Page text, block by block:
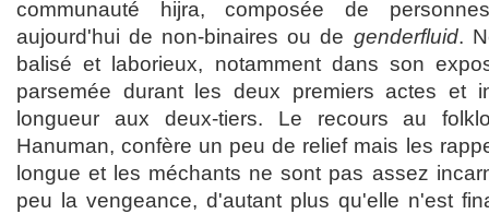
communauté hijra, composée de
aujourd'hui de non-binaires ou de genderfluid.
balisé et laborieux, notamment dans son
parsemée durant les deux premiers actes et
longueur aux deux-tiers. Le recours au
Hanuman, confère un peu de relief mais les
longue et les méchants ne sont pas assez
peu la vengeance, d'autant plus qu'elle n'est